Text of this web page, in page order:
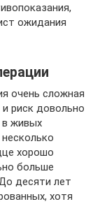
ожидания
очень сложная
риск довольно
в живых
хорошо
больше
десяти лет
хотя